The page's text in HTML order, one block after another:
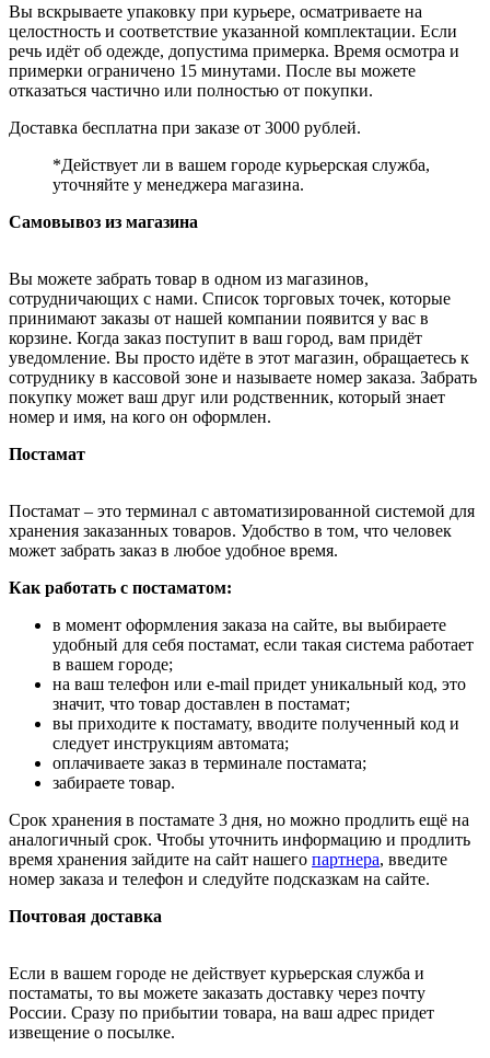
Вы вскрываете упаковку при курьере, осматриваете на
целостность и соответствие указанной комплектации. Если
речь идёт об одежде, допустима примерка. Время осмотра и
примерки ограничено 15 минутами. После вы можете
отказаться частично или полностью от покупки.
Доставка бесплатна при заказе от 3000 рублей.
*Действует ли в вашем городе курьерская служба,
уточняйте у менеджера магазина.
Самовывоз из магазина
Вы можете забрать товар в одном из магазинов,
сотрудничающих с нами. Список торговых точек, которые
принимают заказы от нашей компании появится у вас в
корзине. Когда заказ поступит в ваш город, вам придёт
уведомление. Вы просто идёте в этот магазин, обращаетесь к
сотруднику в кассовой зоне и называете номер заказа. Забрать
покупку может ваш друг или родственник, который знает
номер и имя, на кого он оформлен.
Постамат
Постамат – это терминал с автоматизированной системой для
хранения заказанных товаров. Удобство в том, что человек
может забрать заказ в любое удобное время.
Как работать с постаматом:
в момент оформления заказа на сайте, вы выбираете
удобный для себя постамат, если такая система работает
в вашем городе;
на ваш телефон или e-mail придет уникальный код, это
значит, что товар доставлен в постамат;
вы приходите к постамату, вводите полученный код и
следует инструкциям автомата;
оплачиваете заказ в терминале постамата;
забираете товар.
Срок хранения в постамате 3 дня, но можно продлить ещё на
аналогичный срок. Чтобы уточнить информацию и продлить
время хранения зайдите на сайт нашего партнера, введите
номер заказа и телефон и следуйте подсказкам на сайте.
Почтовая доставка
Если в вашем городе не действует курьерская служба и
постаматы, то вы можете заказать доставку через почту
России. Сразу по прибытии товара, на ваш адрес придет
извещение о посылке.